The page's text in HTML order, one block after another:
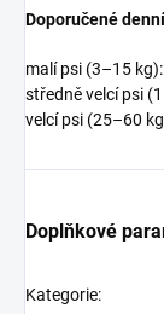
Doporučené
malí psi (3–15
středně velcí psi
velcí psi (25–60
Doplňkové
Kategorie: